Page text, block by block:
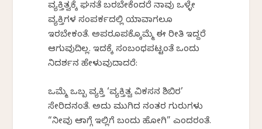
ವ್ಯಕ್ತಿತ್ವಕ್ಕೆ ಘನತೆ ಬರಬೇಕೆಂದರೆ ನಾವು ಒಳ್ಳೇ
ವ್ಯಕ್ತಿಗಳ ಸಂಪರ್ಕದಲ್ಲಿ ಯಾವಾಗಲೂ
ಇರಬೇಕಂತೆ. ಅಪರೂಪಕ್ಕೊಮ್ಮೆ ಈ ರೀತಿ ಇದ್ದರೆ
ಆಗುವುದಿಲ್ಲ. ಇದಕ್ಕೆ ಸಂಬಂಧಪಟ್ಟಂತೆ ಒಂದು
ನಿದರ್ಶನ ಹೇಳುವುದಾದರೆ:
ಒಮ್ಮೆ ಒಬ್ಬ ವ್ಯಕ್ತಿ ‘ವ್ಯಕ್ತಿತ್ವ ವಿಕಸನ ಶಿಬಿರ’
ಸೇರಿದನಂತೆ. ಅದು ಮುಗಿದ ನಂತರ ಗುರುಗಳು
“ನೀವು ಆಗಾಗ್ಗೆ ಇಲ್ಲಿಗೆ ಬಂದು ಹೋಗಿ” ಎಂದರಂತೆ.